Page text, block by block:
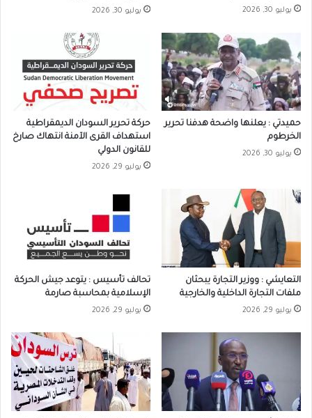
يوليو 30, 2026 يوليو 30, 2026
حميدتي : يعلنها واضحة هدفنا تحرير
الخرطوم
يوليو 30, 2026
حركة تحرير السودان الديمقراطية
استهداف القرى الآمنة انتهاك صارخ
للقانون الدولي
يوليو 29, 2026
التعايشي : ووزير التجارة يبحثان
ملفات التجارة الداخلية والخارجية
يوليو 29, 2026
تحالف تأسيس : يتوعد جيش الحركة
الإسلامية بمحاسبة صارمة
يوليو 29, 2026